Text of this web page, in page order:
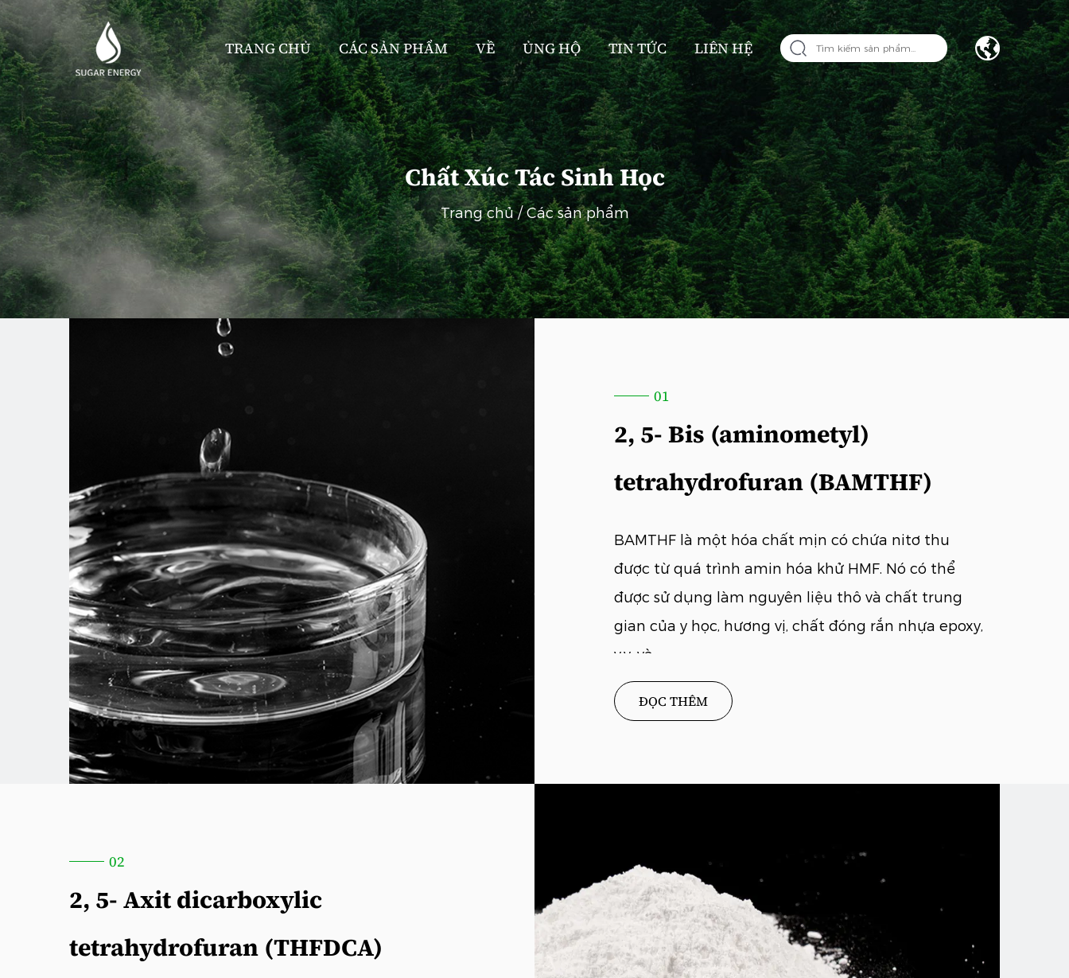
TRANG CHỦ CÁC SẢN PHẨM VỀ ỦNG HỘ TIN TỨC LIÊN HỆ
Chất Xúc Tác Sinh Học
Trang chủ/Các sản phẩm
01
2, 5- Bis (aminometyl)
tetrahydrofuran (BAMTHF)
BAMTHF là một hóa chất mịn có chứa nitơ thu
được từ quá trình amin hóa khử HMF. Nó có thể
được sử dụng làm nguyên liệu thô và chất trung
gian của y học, hương vị, chất đóng rắn nhựa epoxy,
v.v. và ...
ĐỌC THÊM
02
2, 5- Axit dicarboxylic
tetrahydrofuran (THFDCA)